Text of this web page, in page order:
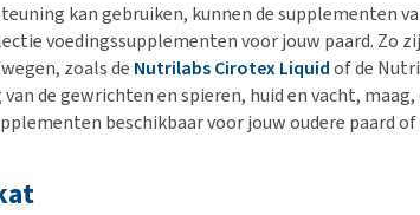
kan gebruiken, kunnen de supplementen
voedingssupplementen voor jouw paard. Zo
zoals de Nutrilabs Cirotex Liquidof de
de gewrichten en spieren, huid en vacht,
beschikbaar voor jouw oudere paard